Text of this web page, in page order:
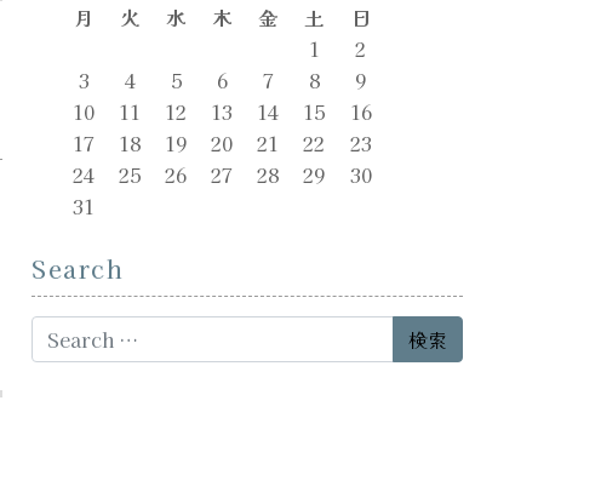
月
火 水 木 金 土
日
1
2
3
4 5 6 7 8
9
10
11 12 13 14 15
16
17
18 19 20 21 22
23
24
25 26 27 28 29
30
31
Search
Search for: